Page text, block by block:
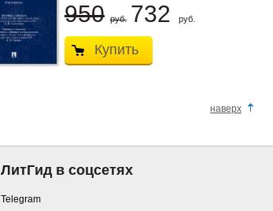
950 руб. 732 руб.
Купить
наверх
ЛитГид в соцсетях
Telegram